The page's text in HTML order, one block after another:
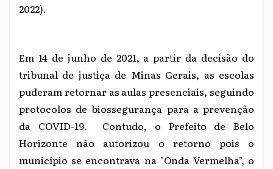
2022).
Em 14 de junho de 2021, a partir da decisão do
tribunal de justiça de Minas Gerais, as escolas
puderam retornar as aulas presenciais, seguindo
protocolos de biossegurança para a prevenção
da COVID-19. Contudo, o Prefeito de Belo
Horizonte não autorizou o retorno pois o
município se encontrava na "Onda Vermelha", o